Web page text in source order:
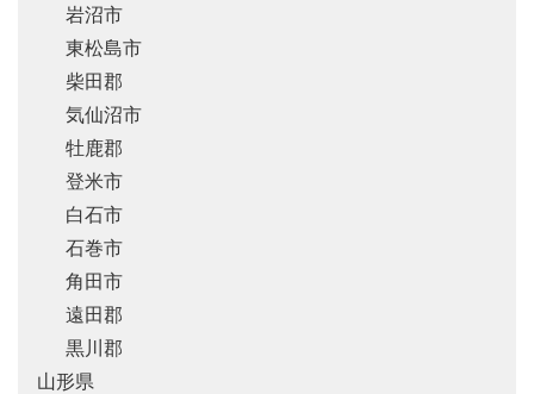
岩沼市
東松島市
柴田郡
気仙沼市
牡鹿郡
登米市
白石市
石巻市
角田市
遠田郡
黒川郡
山形県